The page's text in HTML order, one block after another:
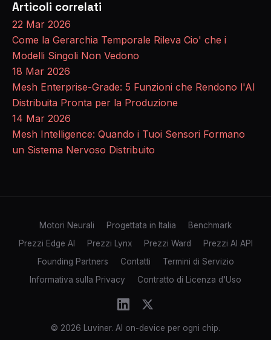
Articoli correlati
22 Mar 2026
Come la Gerarchia Temporale Rileva Cio' che i
Modelli Singoli Non Vedono
18 Mar 2026
Mesh Enterprise-Grade: 5 Funzioni che Rendono l'AI
Distribuita Pronta per la Produzione
14 Mar 2026
Mesh Intelligence: Quando i Tuoi Sensori Formano
un Sistema Nervoso Distribuito
Motori Neurali Progettata in Italia
Benchmark
Prezzi Edge AI
Prezzi Lynx Prezzi Ward
Prezzi AI API
Founding Partners
Contatti
Termini di Servizio
Informativa sulla Privacy
Contratto di Licenza d'Uso
© 2026 Luviner. AI on-device per ogni chip.